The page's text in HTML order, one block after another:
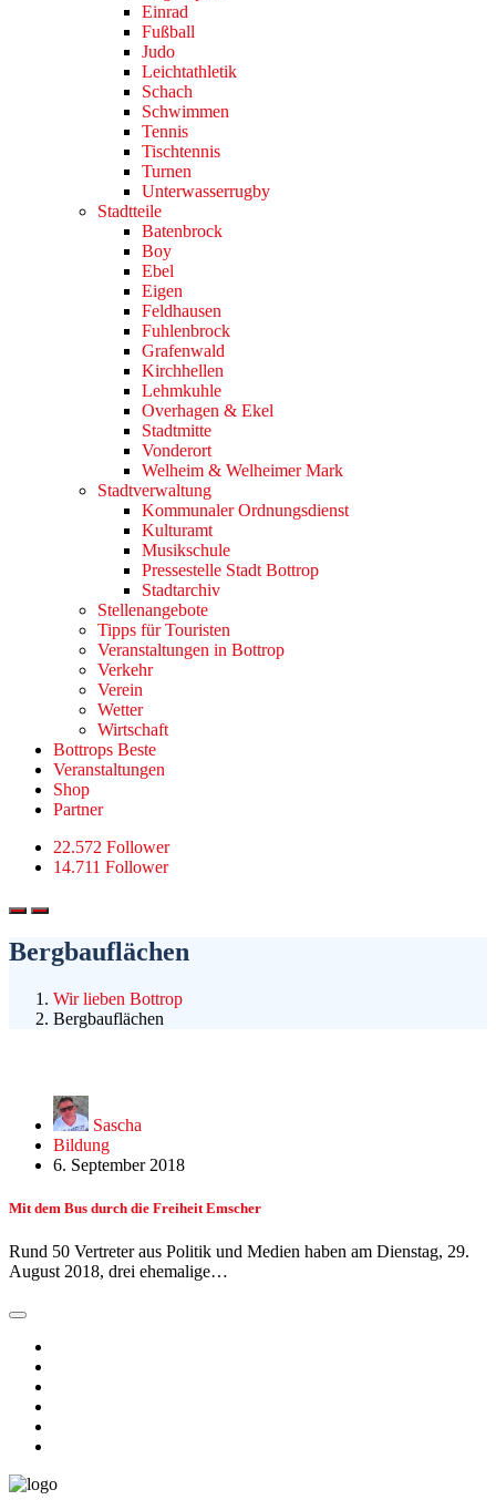
Einrad
Fußball
Judo
Leichtathletik
Schach
Schwimmen
Tennis
Tischtennis
Turnen
Unterwasserrugby
Stadtteile
Batenbrock
Boy
Ebel
Eigen
Feldhausen
Fuhlenbrock
Grafenwald
Kirchhellen
Lehmkuhle
Overhagen & Ekel
Stadtmitte
Vonderort
Welheim & Welheimer Mark
Stadtverwaltung
Kommunaler Ordnungsdienst
Kulturamt
Musikschule
Pressestelle Stadt Bottrop
Stadtarchiv
Stellenangebote
Tipps für Touristen
Veranstaltungen in Bottrop
Verkehr
Verein
Wetter
Wirtschaft
Bottrops Beste
Veranstaltungen
Shop
Partner
22.572 Follower
14.711 Follower
Bergbauflächen
Wir lieben Bottrop
Bergbauflächen
Sascha
Bildung
6. September 2018
Mit dem Bus durch die Freiheit Emscher
Rund 50 Vertreter aus Politik und Medien haben am Dienstag, 29.
August 2018, drei ehemalige…